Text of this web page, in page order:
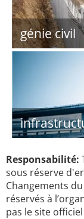
génie civil
Responsabilité:
sous réserve
Changements
réservés à
pas le site